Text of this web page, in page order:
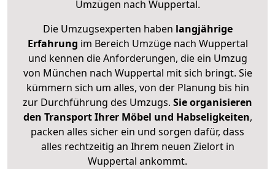
Umzügen nach Wuppertal.
Die Umzugsexperten haben langjährige
Erfahrung im Bereich Umzüge nach Wuppertal
und kennen die Anforderungen, die ein Umzug
von München nach Wuppertal mit sich bringt. Sie
kümmern sich um alles, von der Planung bis hin
zur Durchführung des Umzugs. Sie organisieren
den Transport Ihrer Möbel und Habseligkeiten,
packen alles sicher ein und sorgen dafür, dass
alles rechtzeitig an Ihrem neuen Zielort in
Wuppertal ankommt.